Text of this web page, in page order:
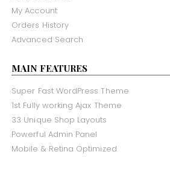
My Account
Orders History
Advanced Search
MAIN FEATURES
Super Fast WordPress Theme
1st Fully working Ajax Theme
33 Unique Shop Layouts
Powerful Admin Panel
Mobile & Retina Optimized